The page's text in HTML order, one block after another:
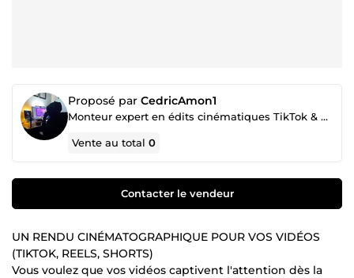
Proposé par CedricAmon1
Monteur expert en édits cinématiques TikTok & Reels
Vente au total0
Contacter le vendeur
UN RENDU CINÉMATOGRAPHIQUE POUR VOS VIDÉOS
(TIKTOK, REELS, SHORTS)
Vous voulez que vos vidéos captivent l'attention dès la